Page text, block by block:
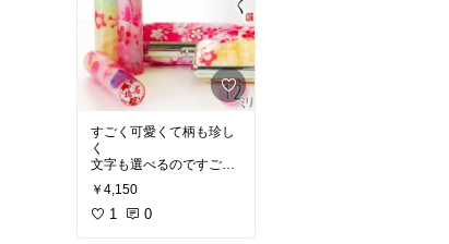
すごく可愛くて柄も珍し
く
文字も選べるのですごく
よかった！
￥4,150
1 0